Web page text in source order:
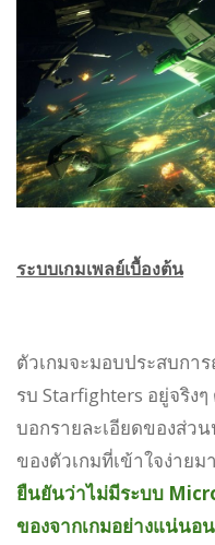
ระบบเกมเพลย์เบื้องต้น
ตัวเกมจะมอบประสบกา
รบ Starfighters อยู่จริง
บอกรายละเอียดของส่ว
ของตัวเกมที่เข้าใจง่ายม
ยืนยันว่าไม่มีระบบ
ของจากเกมอย่างแน่นอน